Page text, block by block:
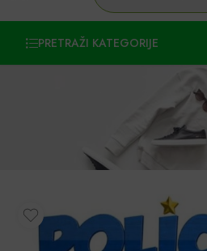
PRETRAŽI KATEGORIJE